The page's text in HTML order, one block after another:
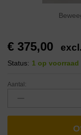
€ 375,00
Status: 1 op voorraad
Aantal: